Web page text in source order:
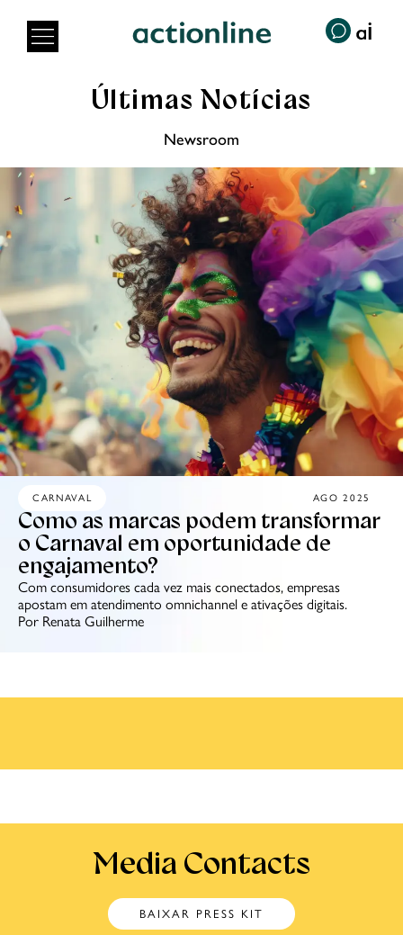
Últimas Notícias
Newsroom
CARNAVAL AGO 2025
Como as marcas podem transformar
o Carnaval em oportunidade de
engajamento?
Com consumidores cada vez mais conectados, empresas
apostam em atendimento omnichannel e ativações digitais.
Por Renata Guilherme
Media Contacts
BAIXAR PRESS KIT